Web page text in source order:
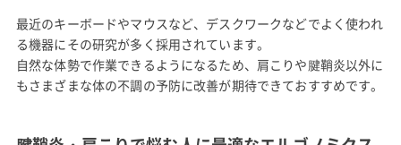
最近のキーボードやマウスなど、デスクワークなどでよく使われ
る機器にその研究が多く採用されています。
自然な体勢で作業できるようになるため、肩こりや腱鞘炎以外に
もさまざまな体の不調の予防に改善が期待できておすすめです。